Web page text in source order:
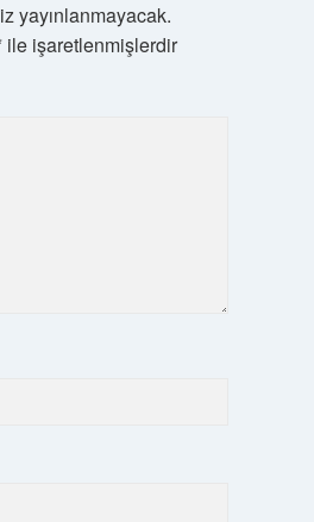
yayınlanmayacak.
ile işaretlenmişlerdir